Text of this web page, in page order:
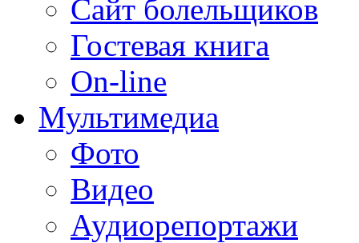
Сайт болельщиков
Гостевая книга
On-line
Мультимедиа
Фото
Видео
Аудиорепортажи